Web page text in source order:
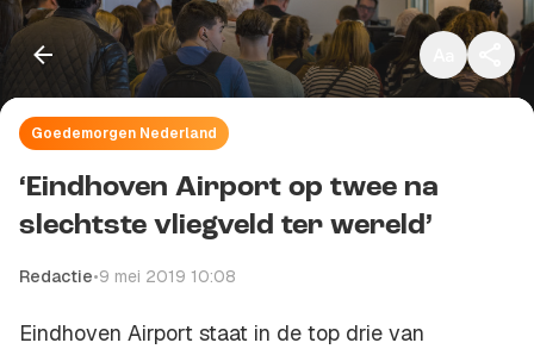
Goedemorgen Nederland
‘Eindhoven Airport op twee na
slechtste vliegveld ter wereld’
Redactie•9 mei 2019 10:08
Eindhoven Airport staat in de top drie van